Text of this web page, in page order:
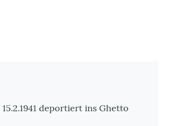
15.2.1941 deportiert ins Ghetto